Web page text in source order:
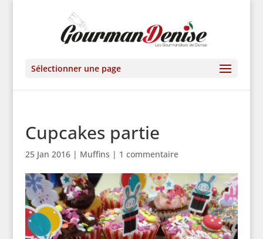
Sélectionner une page
Cupcakes partie
25 Jan 2016| Muffins | 1 commentaire